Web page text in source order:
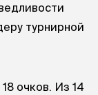
турнирной
очков. Из 14